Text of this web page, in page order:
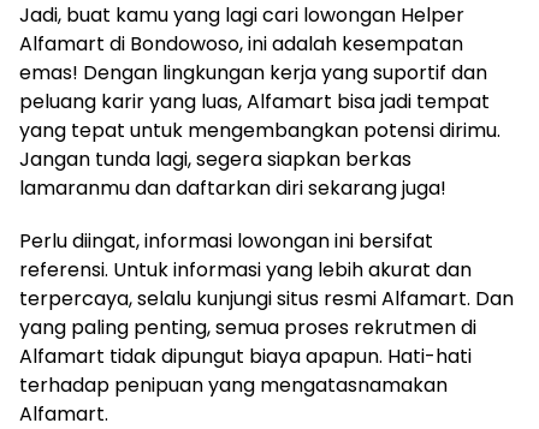
Jadi, buat kamu yang lagi cari lowongan Helper
Alfamart di Bondowoso, ini adalah kesempatan
emas! Dengan lingkungan kerja yang suportif dan
peluang karir yang luas, Alfamart bisa jadi tempat
yang tepat untuk mengembangkan potensi dirimu.
Jangan tunda lagi, segera siapkan berkas
lamaranmu dan daftarkan diri sekarang juga!
Perlu diingat, informasi lowongan ini bersifat
referensi. Untuk informasi yang lebih akurat dan
terpercaya, selalu kunjungi situs resmi Alfamart. Dan
yang paling penting, semua proses rekrutmen di
Alfamart tidak dipungut biaya apapun. Hati-hati
terhadap penipuan yang mengatasnamakan
Alfamart.